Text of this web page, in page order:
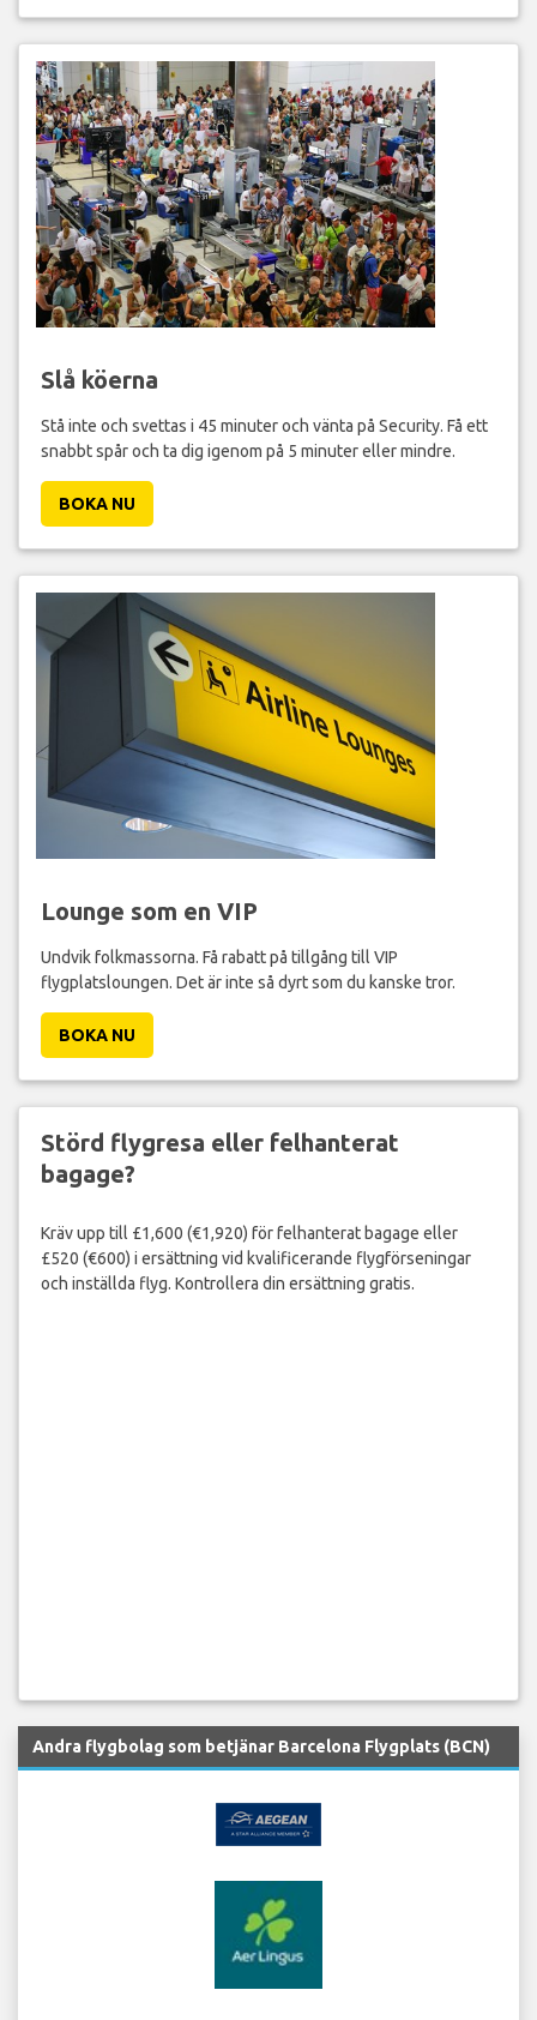
Slå köerna
Stå inte och svettas i 45 minuter och vänta på Security. Få ett
snabbt spår och ta dig igenom på 5 minuter eller mindre.
BOKA NU
Lounge som en VIP
Undvik folkmassorna. Få rabatt på tillgång till VIP
flygplatsloungen. Det är inte så dyrt som du kanske tror.
BOKA NU
Störd flygresa eller felhanterat
bagage?
Kräv upp till £1,600 (€1,920) för felhanterat bagage eller
£520 (€600) i ersättning vid kvalificerande flygförseningar
och inställda flyg. Kontrollera din ersättning gratis.
Andra flygbolag som betjänar Barcelona Flygplats (BCN)